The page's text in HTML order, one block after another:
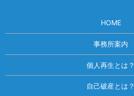
HOME
事務所案内
個人再生とは？
自己破産とは？